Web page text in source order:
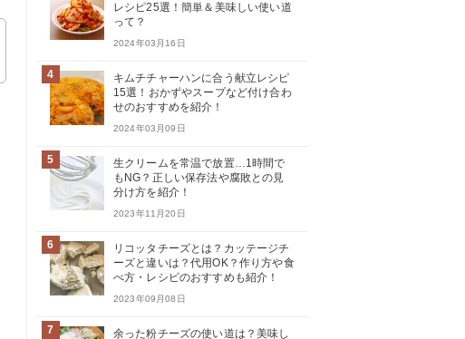
レシピ25選！簡単＆美味しい使い道
って？
2024年03月16日
4
キムチチャーハンに合う献立レシピ
15選！おかずやスープなど付け合わ
せのおすすめを紹介！
2024年03月09日
5
生クリームを常温で放置…1時間で
もNG？正しい保存法や腐敗との見
分け方を紹介！
2023年11月20日
6
リコッタチーズとは？カッテージチ
ーズと違いは？代用OK？作り方や食
べ方・レシピのおすすめも紹介！
2023年09月08日
7
余った粉チーズの使い道は？美味し